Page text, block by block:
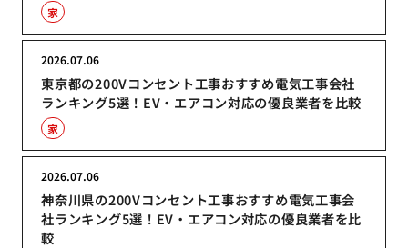
家
東京都の200Vコンセント工事おすすめ電気工事会社
ランキング5選！EV・エアコン対応の優良業者を比較
2026.07.06
家
神奈川県の200Vコンセント工事おすすめ電気工事会
社ランキング5選！EV・エアコン対応の優良業者を比
較
2026.07.06